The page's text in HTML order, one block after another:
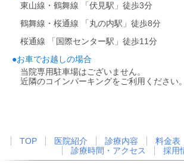
東山線・鶴舞線 「伏見駅」徒歩3分
鶴舞線・桜通線 「丸の内駅」徒歩8分
桜通線 「国際センター駅」徒歩11分
●お車でお越しの場合
当院専用駐車場はございません。
近隣のコインパーキングをご利用ください。
TOP 医院紹介 診療内容 料金表
診療時間・アクセス
採用